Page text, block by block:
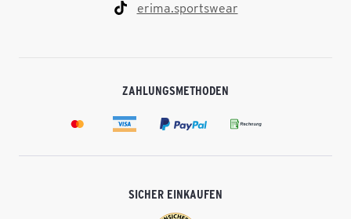
erima.sportswear
ZAHLUNGSMETHODEN
SICHER EINKAUFEN